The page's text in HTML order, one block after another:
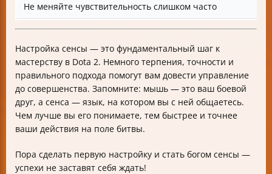
Не меняйте чувствительность слишком часто
Настройка сенсы — это фундаментальный шаг к
мастерству в Dota 2. Немного терпения, точности и
правильного подхода помогут вам довести управление
до совершенства. Запомните: мышь — это ваш боевой
друг, а сенса — язык, на котором вы с ней общаетесь.
Чем лучше вы его понимаете, тем быстрее и точнее
ваши действия на поле битвы.
Пора сделать первую настройку и стать богом сенсы —
успехи не заставят себя ждать!